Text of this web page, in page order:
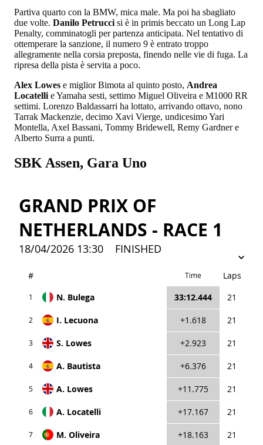
Partiva quarto con la BMW, mica male. Ma poi ha sbagliato
due volte. Danilo Petrucci si è in primis beccato un Long Lap
Penalty, comminatogli per partenza anticipata. Nel tentativo di
ottemperare la sanzione, il numero 9 è entrato troppo
allegramente nella corsia preposta, finendo nelle vie di fuga. La
ripresa della pista è servita a poco.
Alex Lowes e miglior Bimota al quinto posto, Andrea
Locatelli e Yamaha sesti, settimo Miguel Oliveira e M1000 RR
settimi. Lorenzo Baldassarri ha lottato, arrivando ottavo, nono
Tarrak Mackenzie, decimo Xavi Vierge, undicesimo Yari
Montella, Axel Bassani, Tommy Bridewell, Remy Gardner e
Alberto Surra a punti.
SBK Assen, Gara Uno